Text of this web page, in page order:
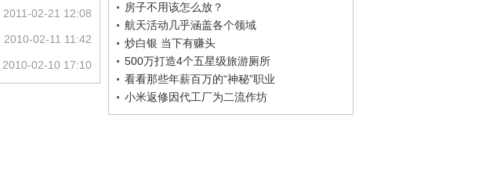
房子不用该怎么放？
航天活动几乎涵盖各个领域
炒白银 当下有赚头
500万打造4个五星级旅游厕所
看看那些年薪百万的“神秘”职业
小米返修因代工厂为二流作坊
2011-02-21 12:08
2010-02-11 11:42
2010-02-10 17:10